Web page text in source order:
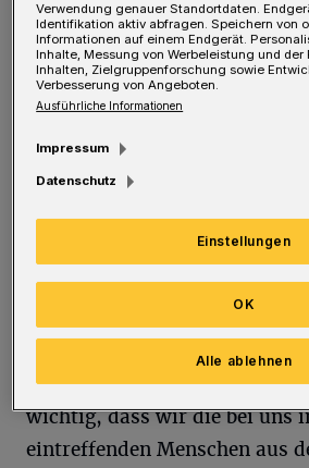
V or einigen Tagen haben
für Wuppertal ein
das gemeinsam zu Spenden
setzt das Geld zielgerichtet
Tagen bereits rund 100.000
Die Sparkasse Wuppertal
Beitrag nun um die gleiche
wichtig, dass wir die bei uns
eintreffenden Menschen aus
Verwendung genauer Standortdaten.
Identifikation aktiv abfragen. Speichern von
Informationen auf einem Endgerät.
Inhalte, Messung von Werbeleistung und der
Inhalten, Zielgruppenforschung sowie
Verbesserung von Angeboten.
Ausführliche Informationen
Impressum
Datenschutz
Einstellungen
Alle ablehnen
OK